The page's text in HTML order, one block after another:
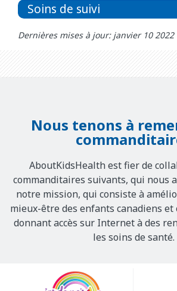
Soins de suivi
Dernières mises à jour: janvier 10 2022
Nous tenons à
AboutKidsHealth est fier de
commanditaires suivants, qui nous
notre mission, qui consiste à
mieux-être des enfants canadiens
donnant accès sur Internet à des
les soins de santé.
Sponsors